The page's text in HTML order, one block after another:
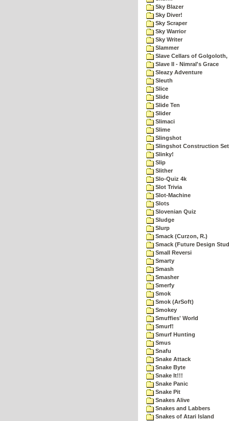
Sky Blazer
Sky Diver!
Sky Scraper
Sky Warrior
Sky Writer
Slammer
Slave Cellars of Golgoloth,
Slave II - Nimral's Grace
Sleazy Adventure
Sleuth
Slice
Slide
Slide Ten
Slider
Slimaci
Slime
Slingshot
Slingshot Construction Set
Slinky!
Slip
Slither
Slo-Quiz 4k
Slot Trivia
Slot-Machine
Slots
Slovenian Quiz
Sludge
Slurp
Smack (Curzon, R.)
Smack (Future Design
Small Reversi
Smarty
Smash
Smasher
Smerfy
Smok
Smok (ArSoft)
Smokey
Smuffies' World
Smurf!
Smurf Hunting
Smus
Snafu
Snake Attack
Snake Byte
Snake It!!!
Snake Panic
Snake Pit
Snakes Alive
Snakes and Labbers
Snakes of Atari Island